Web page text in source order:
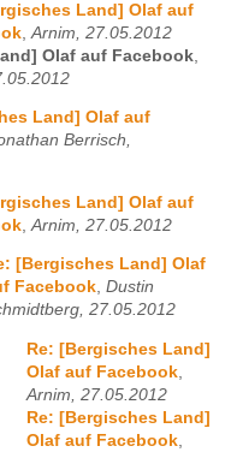
Land] Olaf auf
Arnim, 27.05.2012
Olaf auf Facebook
Land] Olaf auf
Berrisch,
Land] Olaf auf
Arnim, 27.05.2012
[Bergisches Land] Olaf
Facebook, Dustin
27.05.2012
Re: [Bergisches Land]
Olaf auf Facebook
Arnim, 27.05.2012
Re: [Bergisches Land]
Olaf auf Facebook